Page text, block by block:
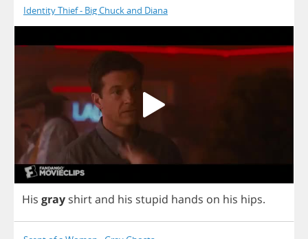
Identity Thief - Big Chuck and Diana
His gray shirtand his stupid hands on his hips.